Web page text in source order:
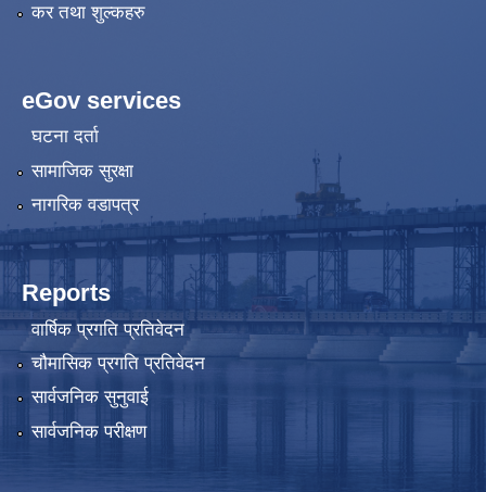
कर तथा शुल्कहरु
eGov services
घटना दर्ता
सामाजिक सुरक्षा
नागरिक वडापत्र
Reports
वार्षिक प्रगति प्रतिवेदन
चौमासिक प्रगति प्रतिवेदन
सार्वजनिक सुनुवाई
सार्वजनिक परीक्षण